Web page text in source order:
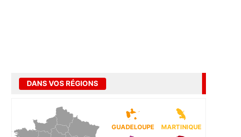
DANS VOS RÉGIONS
GUADELOUPE MARTINIQUE